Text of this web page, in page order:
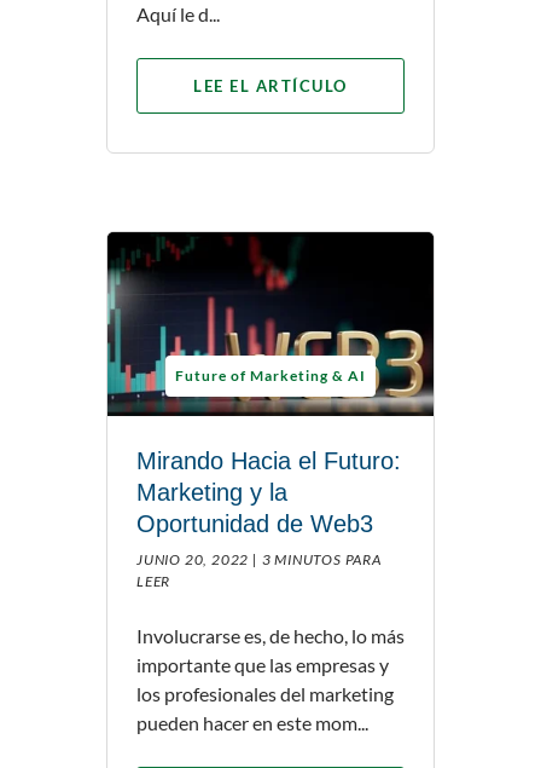
Aquí le d...
LEE EL ARTÍCULO
Future of Marketing & AI
Mirando Hacia el Futuro:
Marketing y la
Oportunidad de Web3
JUNIO 20, 2022 | 3 MINUTOS PARA
LEER
Involucrarse es, de hecho, lo más
importante que las empresas y
los profesionales del marketing
pueden hacer en este mom...